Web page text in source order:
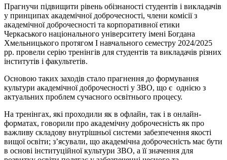
Прагнучи підвищити рівень обізнаності студентів і викладачів
у принципах академічної доброчесності, члени комісії з
академічної доброчесності та корпоративної етики
Черкаського національного університету імені Богдана
Хмельницького протягом І навчального семестру 2024/2025
рр. провели серію тренінгів для студентів та викладачів різних
інститутів і факультетів.
Основою таких заходів стало прагнення до формування
культури академічної доброчесності у ЗВО, що є однією з
актуальних проблем сучасного освітнього процесу.
На тренінгах, які проходили як в офлайн, так і в онлайн-
форматах, говорили про академічну доброчесність як про
важливу складову внутрішньої системи забезпечення якості
вищої освіти; з’ясували, що академічна доброчесність має бути
в основі інституційної культури ЗВО, а її значення для